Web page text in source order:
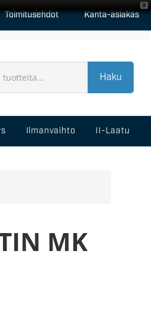
X
Toimitusehdot Kanta-asiakas
Haku
Ilmanvaihto II-Laatu
MK